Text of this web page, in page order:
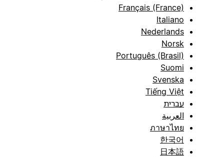
Français (France)
Italiano
Nederlands
Norsk
Português (Brasil)
Suomi
Svenska
Tiếng Việt
עברית
العربية
ภาษาไทย
한국어
日本語